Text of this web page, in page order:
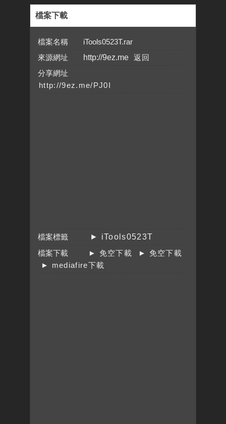
檔案下載
檔案名稱 iTools0523T.rar
來源網址
http://9ez.me
分享網址
檔案標籤
► iTools0523T
檔案下載